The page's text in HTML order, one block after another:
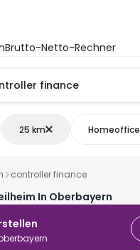
Brutto-Netto-Rechner
25 km Homeoffice
controller finance
In Oberbayern